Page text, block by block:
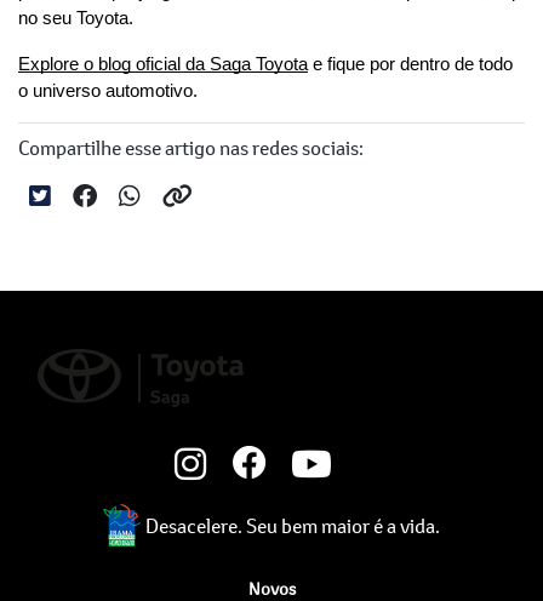
no seu Toyota.
Explore o blog oficial da Saga Toyota e fique por dentro de todo
o universo automotivo.
Compartilhe esse artigo nas redes sociais:
Desacelere. Seu bem maior é a vida.
Novos